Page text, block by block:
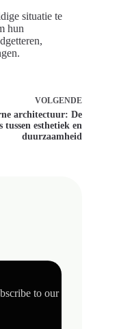
situatie te
hun
VOLGENDE
architectuur: De
tussen esthetiek en
duurzaamheid
to our